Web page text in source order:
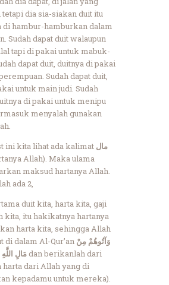
dia sia-siakan duit itu
di hambur-hamburkan dalam
Sudah dapat duit walaupun
tapi di pakai untuk mabuk-
dapat duit, duitnya di pakai
Sudah dapat duit,
untuk main judi. Sudah
di pakai untuk menipu
menyalah gunakan
ini kita lihat ada kalimat مال
Allah). Maka ulama
maksud hartanya Allah.
ada 2,
duit kita, harta kita, gaji
kita, itu hakikatnya hartanya
harta kita, sehingga Allah
di dalam Al-Qur’an وَآتُوهُمْ مِنْ
مَالِdan berikanlah dari
harta dari Allah yang di
kepadamu untuk mereka).